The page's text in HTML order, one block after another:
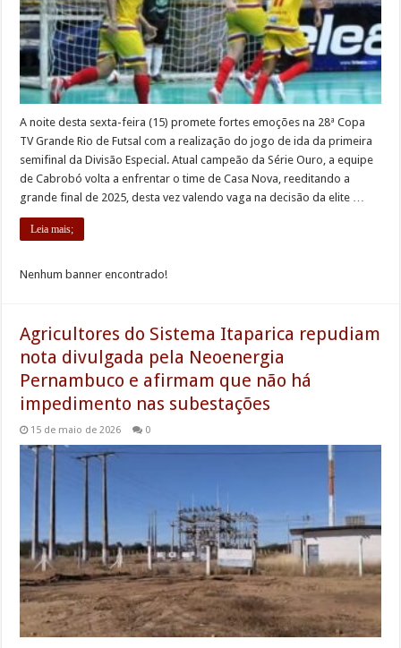
A noite desta sexta-feira (15) promete fortes emoções na 28ª Copa
TV Grande Rio de Futsal com a realização do jogo de ida da primeira
semifinal da Divisão Especial. Atual campeão da Série Ouro, a equipe
de Cabrobó volta a enfrentar o time de Casa Nova, reeditando a
grande final de 2025, desta vez valendo vaga na decisão da elite …
Leia mais;
Nenhum banner encontrado!
Agricultores do Sistema Itaparica repudiam
nota divulgada pela Neoenergia
Pernambuco e afirmam que não há
impedimento nas subestações
15 de maio de 2026 0